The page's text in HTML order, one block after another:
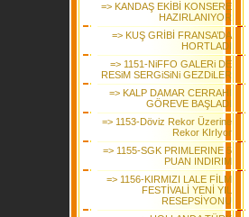
=> KANDAŞ EKİBİ KONSERE
HAZIRLANIYOR
=> KUŞ GRİBİ FRANSA’DA
HORTLADI
=> 1151-NiFFO GALERi DE
RESiM SERGiSiNi GEZDiLER
=> KALP DAMAR CERRAHI
GÖREVE BAŞLADI
=> 1153-Döviz Rekor Üzerine
Rekor KIrIyor
=> 1155-SGK PRIMLERINE 5
PUAN INDIRIM
=> 1156-KIRMIZI LALE FİLM
FESTİVALİ YENİ YIL
RESEPSİYONU